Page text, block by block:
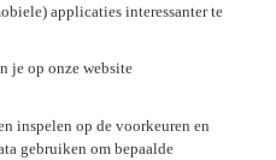
applicaties interessanter te
je op onze website
inspelen op de voorkeuren en
gebruiken om bepaalde
8)